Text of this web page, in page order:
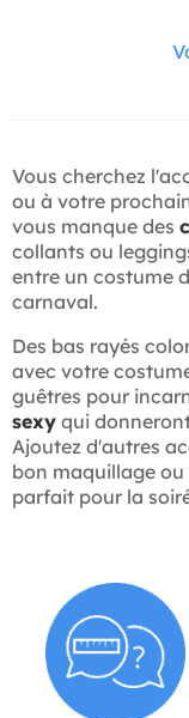
Vous cherchez
ou à votre
vous manque des
collants ou
entre un costume
carnaval.
Des bas rayés
avec votre
guêtres pour
sexy qui
Ajoutez d'autres
bon maquillage ou
parfait pour la